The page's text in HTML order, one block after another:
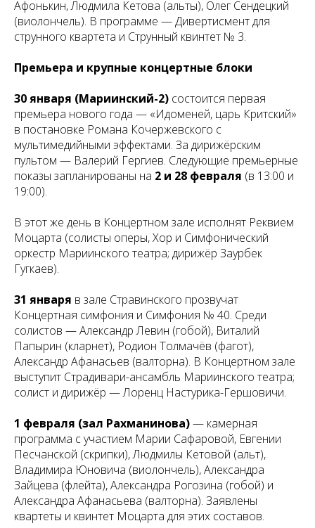
Афонькин, Людмила Кетова (альты), Олег Сендецкий
(виолончель). В программе — Дивертисмент для
струнного квартета и Струнный квинтет № 3.
Премьера и крупные концертные блоки
30 января (Мариинский-2) состоится первая
премьера нового года — «Идоменей, царь Критский»
в постановке Романа Кочержевского с
мультимедийными эффектами. За дирижёрским
пультом — Валерий Гергиев. Следующие премьерные
показы запланированы на 2 и 28 февраля (в 13:00 и
19:00).
В этот же день в Концертном зале исполнят Реквием
Моцарта (солисты оперы, Хор и Симфонический
оркестр Мариинского театра; дирижёр Заурбек
Гугкаев).
31 января в зале Стравинского прозвучат
Концертная симфония и Симфония № 40. Среди
солистов — Александр Левин (гобой), Виталий
Папырин (кларнет), Родион Толмачёв (фагот),
Александр Афанасьев (валторна). В Концертном зале
выступит Страдивари-ансамбль Мариинского театра;
солист и дирижёр — Лоренц Настурика-Гершовичи.
1 февраля (зал Рахманинова)— камерная
программа с участием Марии Сафаровой, Евгении
Песчанской (скрипки), Людмилы Кетовой (альт),
Владимира Юновича (виолончель), Александра
Зайцева (флейта), Александра Рогозина (гобой) и
Александра Афанасьева (валторна). Заявлены
квартеты и квинтет Моцарта для этих составов.